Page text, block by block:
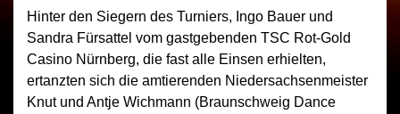
Hinter den Siegern des Turniers, Ingo Bauer und
Sandra Fürsattel vom gastgebenden TSC Rot-Gold
Casino Nürnberg, die fast alle Einsen erhielten,
ertanzten sich die amtierenden Niedersachsenmeister
Knut und Antje Wichmann (Braunschweig Dance